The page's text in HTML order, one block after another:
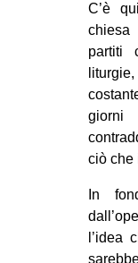
C’è
chiesa
partiti
ciò che
In
l’idea